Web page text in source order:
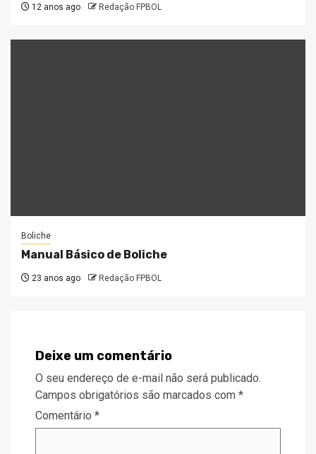
12 anos ago Redação FPBOL
Boliche
Manual Básico de Boliche
23 anos ago Redação FPBOL
Deixe um comentário
O seu endereço de e-mail não será publicado.
Campos obrigatórios são marcados com *
Comentário *